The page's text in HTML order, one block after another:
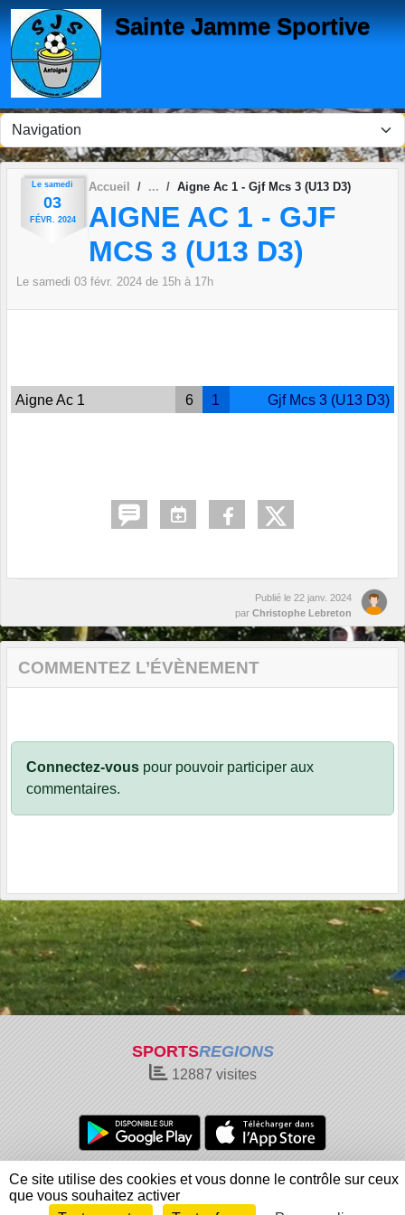
Sainte Jamme Sportive
Le samedi
03
FÉVR. 2024
Accueil Aigne Ac 1 - Gjf Mcs 3 (U13 D3)
AIGNE AC 1 - GJF
MCS 3 (U13 D3)
Le samedi 03 févr. 2024 de 15h à 17h
Aigne Ac 1 6 1 Gjf Mcs 3 (U13 D3)
Publié le 22 janv. 2024
par Christophe Lebreton
COMMENTEZ L’ÉVÈNEMENT
Connectez-vous pour pouvoir participer aux
commentaires.
SPORTSREGIONS
12887 visites
Charte cookies
Gestion des cookies
Informations légales
Signaler un contenu inapproprié
Panneau de gestion des cookies
Ce site utilise des cookies et vous donne le contrôle sur ceux
que vous souhaitez activer